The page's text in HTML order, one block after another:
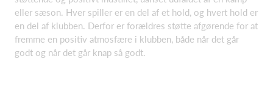
eller sæson. Hver spiller er en del af et hold, og hvert hold er
en del af klubben. Derfor er forældres støtte afgørende for at
fremme en positiv atmosfære i klubben, både når det går
godt og når det går knap så godt.